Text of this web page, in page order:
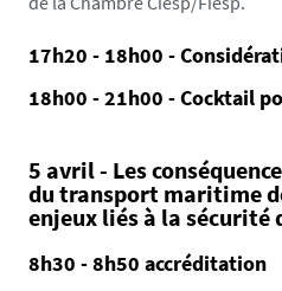
17h20 - 18h00 -
18h00 - 21h00 - Cocktail
5 avril - Les
du transport maritime
enjeux liés à la sécurité
8h30 - 8h50 accréditation